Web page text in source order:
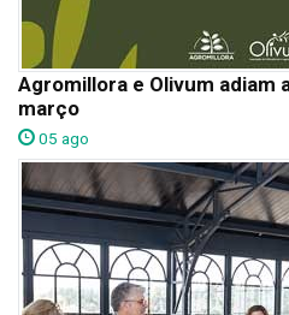
Agromillora e Olivum adiam
março
05 ago